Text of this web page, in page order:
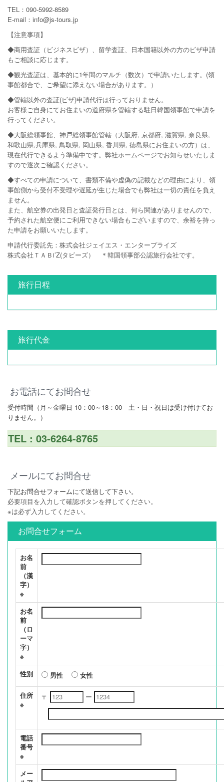
TEL：090-5992-8589
E-mail：info@js-tours.jp
【注意事項】
◆商用査証（ビジネスビザ）、留学査証、日本国籍以外の方のビザ申請
もご相談に応じます。
◆観光査証は、基本的に1年間のマルチ（数次）で申請いたします。(領
事館都合で、ご希望に添えない場合があります。）
◆管轄以外の査証(ビザ)申請代行は行っておりません。
お客様ご自身にてお住まいの道府県を管轄する駐日韓国領事館で申請を
行ってください。
◆大阪総領事館、神戸総領事館管轄（大阪府, 京都府, 滋賀県, 奈良県,
和歌山県,兵庫県, 鳥取県, 岡山県, 香川県, 徳島県にお住まいの方）は、
現在代行できるよう準備中です。弊社ホームページでお知らせいたしま
すので逐次ご確認ください。
◆すべての申請について、書類不備や虚偽の記載などの理由により、領
事館側から受付不受理や遅延が生じた場合でも弊社は一切の責任を負え
ません。
また、航空券の出発日と査証発行日とは、何ら関連がありませんので、
予約された航空便にご利用できない場合もございますので、余裕を持っ
た申請をお願いいたします。
申請代行委託先：株式会社ジェイエス・エンタープライズ
株式会社ＴＡＢi’Z(タビーズ） ＊韓国領事部公認旅行会社です。
旅行日程
旅行代金
お電話にてお問合せ
受付時間（月～金曜日 10：00～18：00 土・日・祝日は受け付けてお
りません。）
TEL : 03-6264-8765
メールにてお問合せ
下記お問合せフォームにて送信して下さい。
必要項目を入力して確認ボタンを押してください。
※は必ず入力してください。
お問合せフォーム
お名
前
（漢
字）
※
お名
前
（ロ
ーマ
字）
※
性別
男性 女性
住所
※
〒 ー
電話
番号
※
メー